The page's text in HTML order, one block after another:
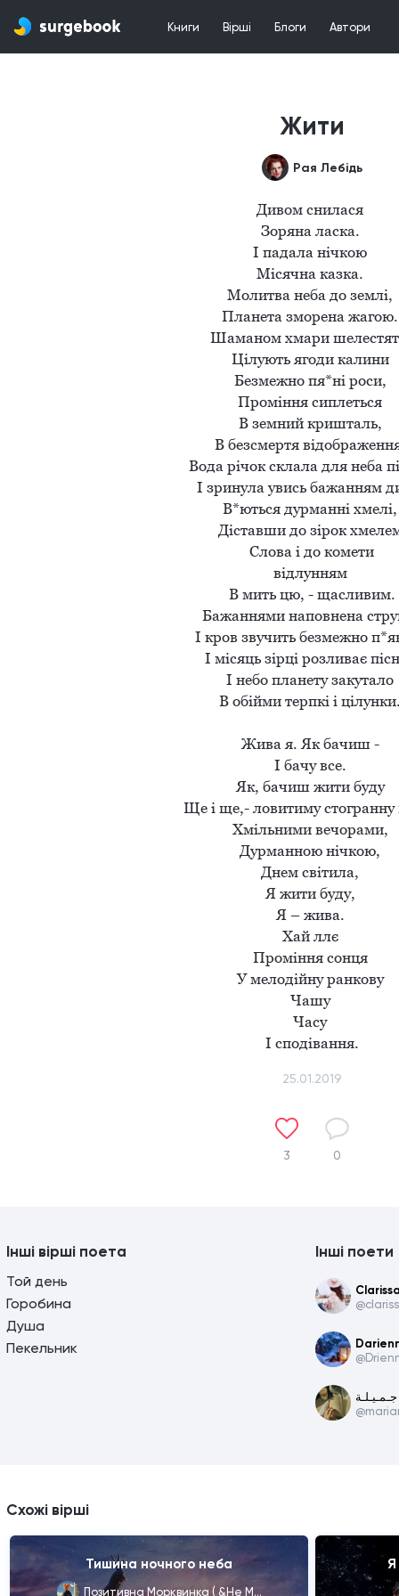
Книги Вірші Блоги Автори
Жити
Рая Лебідь
Дивом снилася
Зоряна ласка.
І падала нічкою
Місячна казка.
Молитва неба до землі,
Планета зморена
Шаманом хмари
Цілують ягоди калини
Безмежно пя*ні роси,
Проміння сиплеться
В земний кришталь,
В безсмертя
Вода річок склала для неба
І зринула увись бажанням
В*ються дурманні
Діставши до зірок
Слова і до комети
відлунням
В мить цю, - щасливим.
Бажаннями наповнена
І кров звучить безмежно
І місяць зірці розливає
І небо планету закутало
В обійми терпкі і
Жива я. Як бачиш -
І бачу все.
Як, бачиш жити буду
Ще і ще,- ловитиму
Хмільними вечорами,
Дурманною нічкою,
Днем світила,
Я жити буду,
Я – жива.
Хай ллє
Проміння сонця
У мелодійну ранкову
Чашу
Часу
І сподівання.
25.01.2019
3 0
Інші вірші поета
Той день
Горобина
Душа
Пекельник
Інші поети
جـمـيـلـة
Схожі вірші
Тишина ночного неба
Позитивна Морквинка ( &Не Мілашка ;)
Я